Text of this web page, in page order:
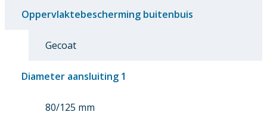
Oppervlaktebescherming buitenbuis
Gecoat
Diameter aansluiting 1
80/125 mm